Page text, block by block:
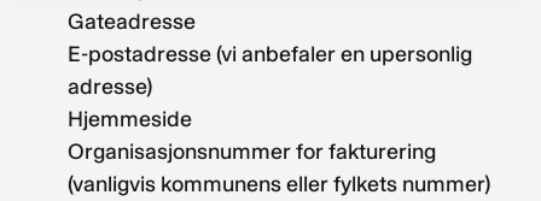
Gateadresse
E-postadresse (vi anbefaler en upersonlig
adresse)
Hjemmeside
Organisasjonsnummer for fakturering
(vanligvis kommunens eller fylkets nummer)